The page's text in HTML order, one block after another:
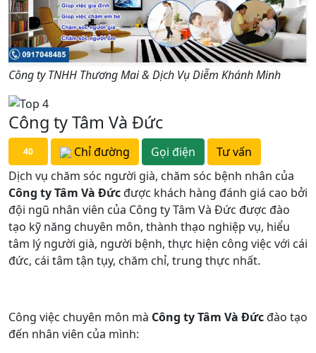
Công ty TNHH Thương Mai & Dịch Vụ Diễm Khánh Minh
Công ty Tâm Và Đức
40 Chỉ đường Gọi điện
Tư vấn
Dịch vụ chăm sóc người già, chăm sóc bệnh nhân của
Công ty Tâm Và Đứcđược khách hàng đánh giá cao bởi
đội ngũ nhân viên của Công ty Tâm Và Đức được đào
tạo kỹ năng chuyên môn, thành thạo nghiệp vụ, hiểu
tâm lý người già, người bệnh, thực hiện công việc với cái
đức, cái tâm tận tụy, chăm chỉ, trung thực nhất.
Công việc chuyên môn mà Công ty Tâm Và Đứcđào tạo
đến nhân viên của mình: